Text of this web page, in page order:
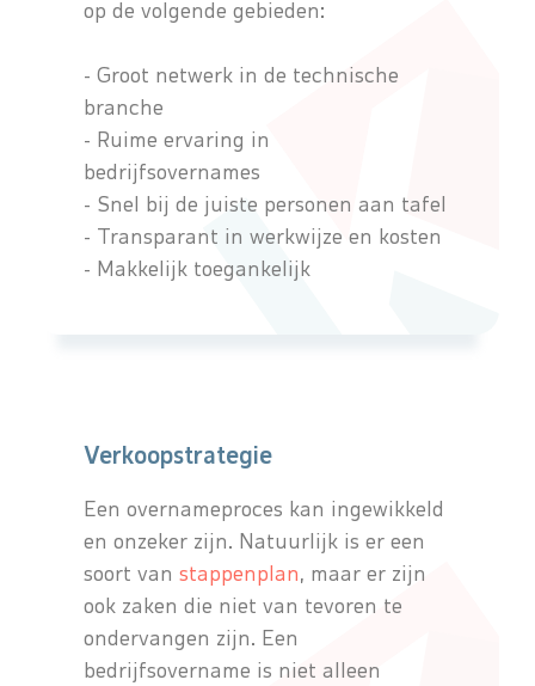
op de volgende gebieden:
- Groot netwerk in de technische
branche
- Ruime ervaring in
bedrijfsovernames
- Snel bij de juiste personen aan tafel
- Transparant in werkwijze en kosten
- Makkelijk toegankelijk
Verkoopstrategie
Een overnameproces kan ingewikkeld
en onzeker zijn. Natuurlijk is er een
soort van stappenplan, maar er zijn
ook zaken die niet van tevoren te
ondervangen zijn. Een
bedrijfsovername is niet alleen